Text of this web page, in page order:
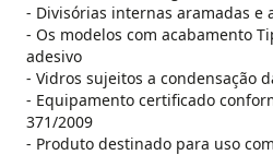
- Divisórias internas aramadas e
- Os modelos com acabamento
adesivo
- Vidros sujeitos a condensação
- Equipamento certificado
371/2009
- Produto destinado para uso